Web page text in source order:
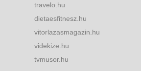
travelo.hu
dietaesfitnesz.hu
vitorlazasmagazin.hu
videkize.hu
tvmusor.hu